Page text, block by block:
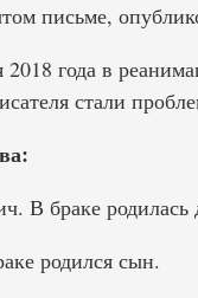
письме,
года в
стали
В браке родилась
родился сын.